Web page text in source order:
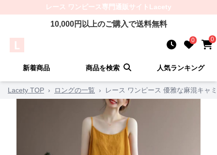
レース ワンピース専門通販サイト Lacety
10,000円以上のご購入で送料無料
0 0
新着商品 商品を検索 人気ランキング
Lacety TOP › ロングの一覧 › レース ワンピース 優雅な麻混キャ